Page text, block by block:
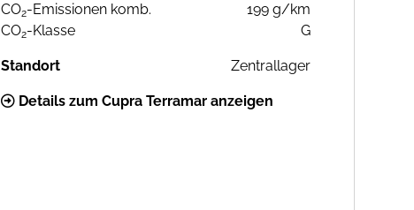
CO2-Emissionen komb.
199 g/km
CO2-Klasse G
Standort Zentrallager
Details zum Cupra Terramar anzeigen